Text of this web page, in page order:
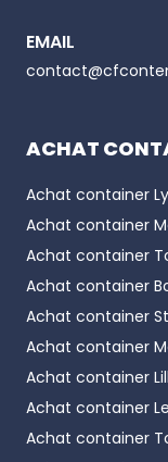
isolation
menuiseries
pour les
environnement
professionnel.
Typologies de
configurations
Différents
main
La force du
dans sa
s’adaptent à
EMAIL
Phone number
ACHAT
Achat container
Achat container
Achat container
Achat container
Achat container
Achat container
Achat container
Achat container
Achat container